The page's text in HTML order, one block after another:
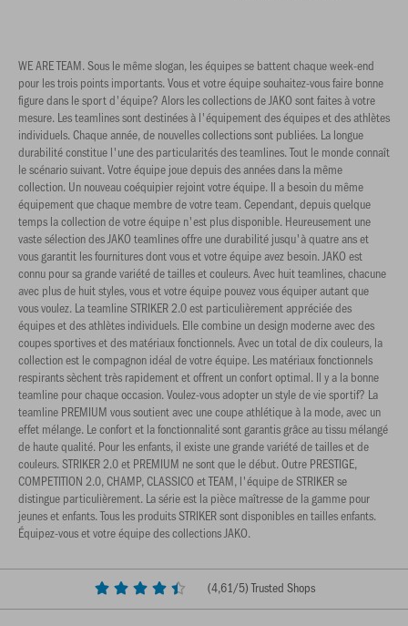
WE ARE TEAM. Sous le même slogan, les équipes se battent chaque week-end
pour les trois points importants. Vous et votre équipe souhaitez-vous faire bonne
figure dans le sport d'équipe? Alors les collections de JAKO sont faites à votre
mesure. Les teamlines sont destinées à l'équipement des équipes et des athlètes
individuels. Chaque année, de nouvelles collections sont publiées. La longue
durabilité constitue l'une des particularités des teamlines. Tout le monde connaît
le scénario suivant. Votre équipe joue depuis des années dans la même
collection. Un nouveau coéquipier rejoint votre équipe. Il a besoin du même
équipement que chaque membre de votre team. Cependant, depuis quelque
temps la collection de votre équipe n'est plus disponible. Heureusement une
vaste sélection des JAKO teamlines offre une durabilité jusqu'à quatre ans et
vous garantit les fournitures dont vous et votre équipe avez besoin. JAKO est
connu pour sa grande variété de tailles et couleurs. Avec huit teamlines, chacune
avec plus de huit styles, vous et votre équipe pouvez vous équiper autant que
vous voulez. La teamline STRIKER 2.0 est particulièrement appréciée des
équipes et des athlètes individuels. Elle combine un design moderne avec des
coupes sportives et des matériaux fonctionnels. Avec un total de dix couleurs, la
collection est le compagnon idéal de votre équipe. Les matériaux fonctionnels
respirants sèchent très rapidement et offrent un confort optimal. Il y a la bonne
teamline pour chaque occasion. Voulez-vous adopter un style de vie sportif? La
teamline PREMIUM vous soutient avec une coupe athlétique à la mode, avec un
effet mélange. Le confort et la fonctionnalité sont garantis grâce au tissu mélangé
de haute qualité. Pour les enfants, il existe une grande variété de tailles et de
couleurs. STRIKER 2.0 et PREMIUM ne sont que le début. Outre PRESTIGE,
COMPETITION 2.0, CHAMP, CLASSICO et TEAM, l'équipe de STRIKER se
distingue particulièrement. La série est la pièce maîtresse de la gamme pour
jeunes et enfants. Tous les produits STRIKER sont disponibles en tailles enfants.
Équipez-vous et votre équipe des collections JAKO.
(4,61/5) Trusted Shops